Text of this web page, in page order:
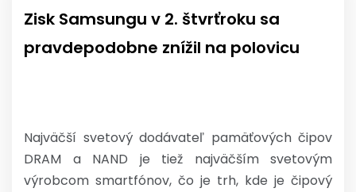
Zisk Samsungu v 2. štvrťroku sa
pravdepodobne znížil na polovicu
Najväčší svetový dodávateľ pamäťových čipov
DRAM a NAND je tiež najväčším svetovým
výrobcom smartfónov, čo je trh, kde je čipový